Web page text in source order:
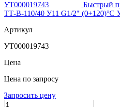
Быстрый
ТТ-В-110/40 У11 G1/2"
Артикул
УТ000019743
Цена
Цена по запросу
Запросить цену